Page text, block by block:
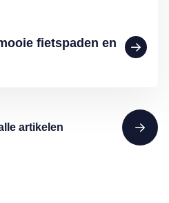
fietspaden en
artikelen